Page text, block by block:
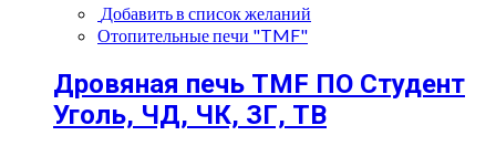
Добавить в список желаний
Отопительные печи "TMF"
Дровяная печь TMF ПО Студент
Уголь, ЧД, ЧК, ЗГ, ТВ